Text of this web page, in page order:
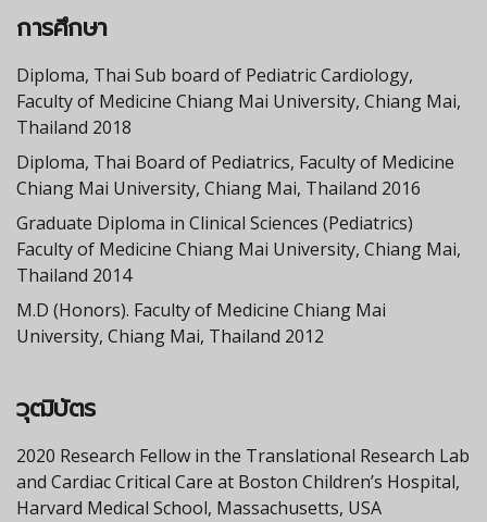
การศึกษา
Diploma, Thai Sub board of Pediatric Cardiology,
Faculty of Medicine Chiang Mai University, Chiang Mai,
Thailand 2018
Diploma, Thai Board of Pediatrics, Faculty of Medicine
Chiang Mai University, Chiang Mai, Thailand 2016
Graduate Diploma in Clinical Sciences (Pediatrics)
Faculty of Medicine Chiang Mai University, Chiang Mai,
Thailand 2014
M.D (Honors). Faculty of Medicine Chiang Mai
University, Chiang Mai, Thailand 2012
วุฒิบัตร
2020 Research Fellow in the Translational Research Lab
and Cardiac Critical Care at Boston Children’s Hospital,
Harvard Medical School, Massachusetts, USA